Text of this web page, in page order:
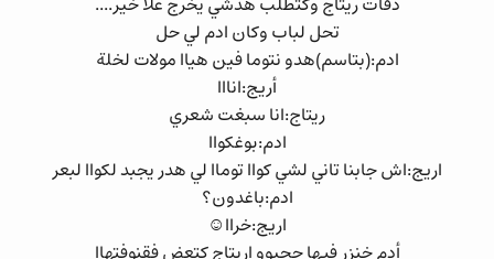
دقات ريتاج وكتطلب هدشي يخرج علا خير....
تحل لباب وكان ادم لي حل
ادم:(بتاسم)هدو نتوما فين هياا مولات لخلة
أريج:انااا
ريتاج:انا سبغت شعري
ادم:بوغكواا
اريج:اش جابنا تاني لشي كواا توماا لي هدر يجبد لكواا لبعر
ادم:باغدون؟
اريج:خراا☺
أدم خنزر فيها حجبوو اريتاج كتعض فقنوفتهاا